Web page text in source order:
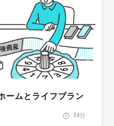
ームとライフプラン
14分